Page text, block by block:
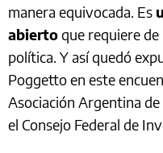
manera equivocada. Es
abiertoque requiere
política. Y así quedó
Poggetto en este
Asociación Argentina
el Consejo Federal de